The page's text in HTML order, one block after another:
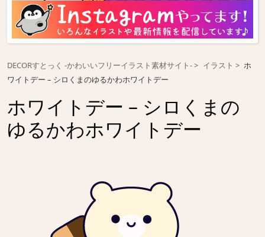
DECORすとっく -かわいいフリーイラスト素材サイト- イラスト
ホ
ワイトデー – シロくまのゆるかわホワイトデー
ホワイトデー – シロくまの
ゆるかわホワイトデー